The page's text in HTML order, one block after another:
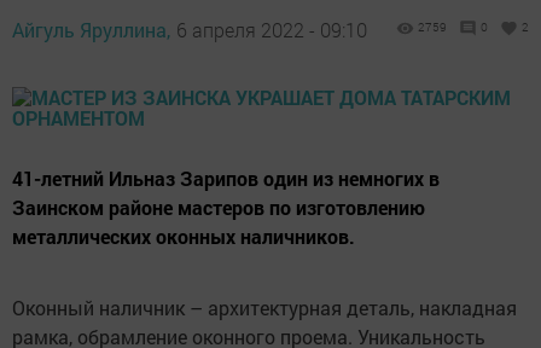
Айгуль Яруллина, 6 апреля 2022 - 09:10 2759 0 2
41-летний Ильназ Зарипов один из немногих в
Заинском районе мастеров по изготовлению
металлических оконных наличников.
Оконный наличник – архитектурная деталь, накладная
рамка, обрамление оконного проема. Уникальность